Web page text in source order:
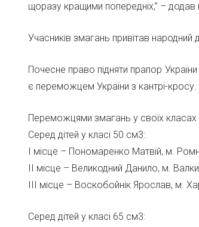
щоразу кращими попередніх,” – додав
Учасників змагань привітав
Почесне право підняти прапор
є переможцем України з кантрі-кросу.
Переможцями змагань у своїх класах
Серед дітей у класі 50 см3:
І місце – Пономаренко Матвій, м.
ІІ місце – Великодний Данило, м. Валки
ІІІ місце – Воскобойнік Ярослав, м.
Серед дітей у класі 65 см3: